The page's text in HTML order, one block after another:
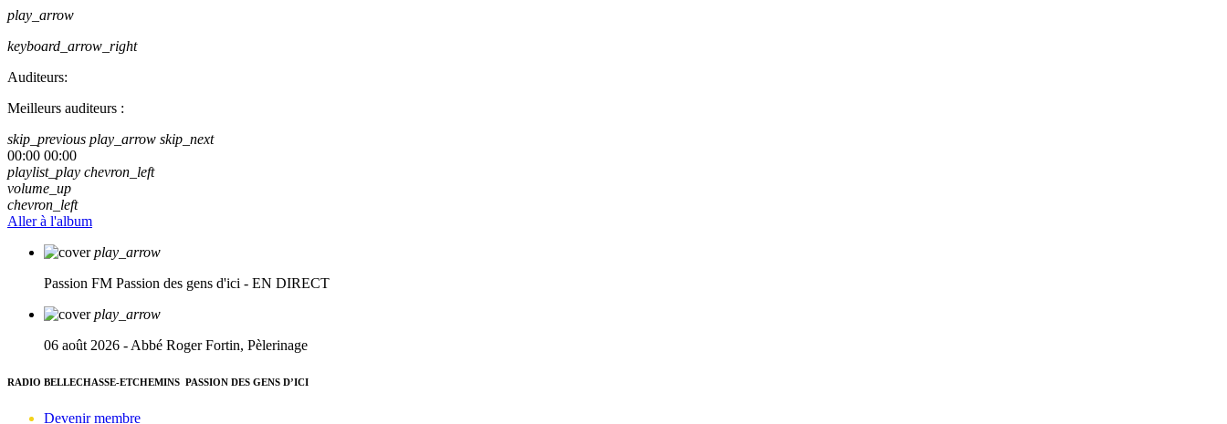
play_arrow
keyboard_arrow_right
Auditeurs:
Meilleurs auditeurs :
skip_previous play_arrow skip_next
00:00 00:00
playlist_play chevron_left
volume_up
chevron_left
Aller à l'album
play_arrow
Passion FM Passion des gens d'ici - EN DIRECT
play_arrow
06 août 2026 - Abbé Roger Fortin, Pèlerinage
RADIO BELLECHASSE-ETCHEMINS PASSION DES GENS D’ICI
Devenir membre